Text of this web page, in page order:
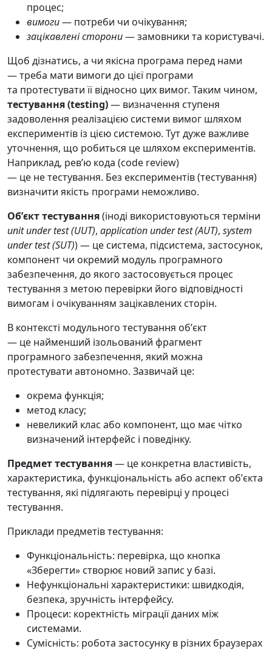
процес;
вимоги— потреби чи очікування;
зацікавлені сторони— замовники та користувачі.
Щоб дізнатись, а чи якісна програма перед нами
— треба мати вимоги до цієї програми
та протестувати її відносно цих вимог. Таким чином,
тестування (testing)— визначення ступеня
задоволення реалізацією системи вимог шляхом
експериментів із цією системою. Тут дуже важливе
уточнення, що робиться це шляхом експериментів.
Наприклад, ревʼю кода (code review)
— це не тестування. Без експериментів (тестування)
визначити якість програми неможливо.
Обʼєкт тестування(іноді використовуються терміни
unit under test (UUT), application under test (AUT), system
under test (SUT)) — це система, підсистема, застосунок,
компонент чи окремий модуль програмного
забезпечення, до якого застосовується процес
тестування з метою перевірки його відповідності
вимогам і очікуванням зацікавлених сторін.
В контексті модульного тестування обʼєкт
— це найменший ізольований фрагмент
програмного забезпечення, який можна
протестувати автономно. Зазвичай це:
окрема функція;
метод класу;
невеликий клас або компонент, що має чітко
визначений інтерфейс і поведінку.
Предмет тестування— це конкретна властивість,
характеристика, функціональність або аспект обʼєкта
тестування, які підлягають перевірці у процесі
тестування.
Приклади предметів тестування:
Функціональність: перевірка, що кнопка
«Зберегти» створює новий запис у базі.
Нефункціональні характеристики: швидкодія,
безпека, зручність інтерфейсу.
Процеси: коректність міграції даних між
системами.
Сумісність: робота застосунку в різних браузерах